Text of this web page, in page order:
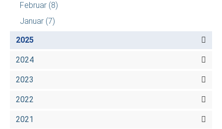
Februar (8)
Januar (7)
2025
2024
2023
2022
2021